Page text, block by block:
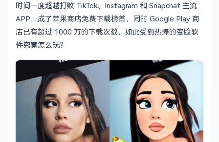
时间一度超越打败 TikTok、Instagram 和 Snapchat 主流
APP，成了苹果商店免费下载榜首，同时 Google Play 商
店已有超过 1000 万的下载次数，如此受到热捧的变脸软
件究竟怎么玩?